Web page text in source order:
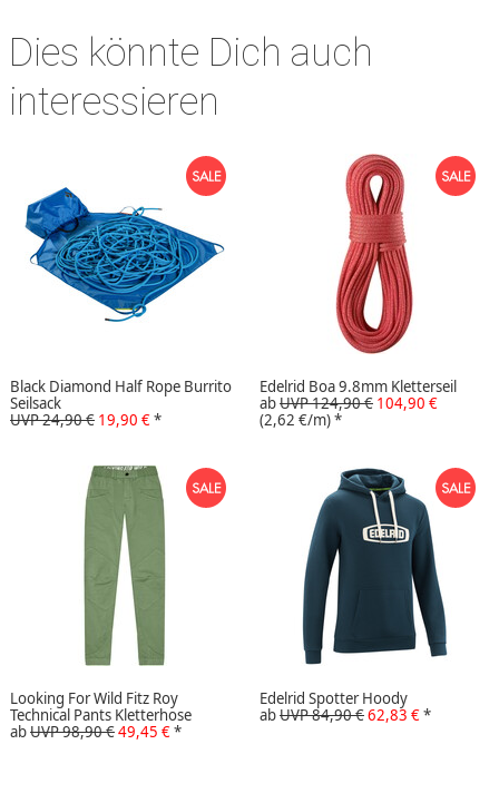
Dies könnte Dich auch
interessieren
Black Diamond Half Rope Burrito
Seilsack
UVP 24,90 € 19,90 €*
Edelrid Boa 9.8mm Kletterseil
abUVP 124,90 € 104,90 €
(2,62 €/m)*
Looking For Wild Fitz Roy
Technical Pants Kletterhose
abUVP 98,90 €49,45 €*
Edelrid Spotter Hoody
abUVP 84,90 €62,83 €*